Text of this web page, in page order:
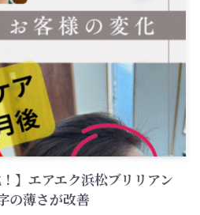
】エアエク浜松ブリリアン
の薄さが改善